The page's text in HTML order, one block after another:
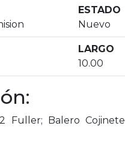
ESTADO
Nuevo
LARGO
10.00
Fuller; Balero